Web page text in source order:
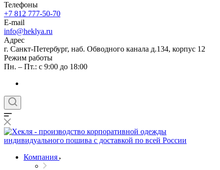
Телефоны
+7 812 777-50-70
E-mail
info@heklya.ru
Адрес
г. Санкт-Петербург, наб. Обводного канала д.134, корпус 12
Режим работы
Пн. – Пт.: с 9:00 до 18:00
Компания